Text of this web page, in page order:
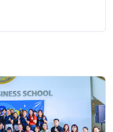
ษะที่จำเป็นในการทำงาน ดังนั้น
ช่วยเพิ่มโอกาสในการได้รับงานมาก